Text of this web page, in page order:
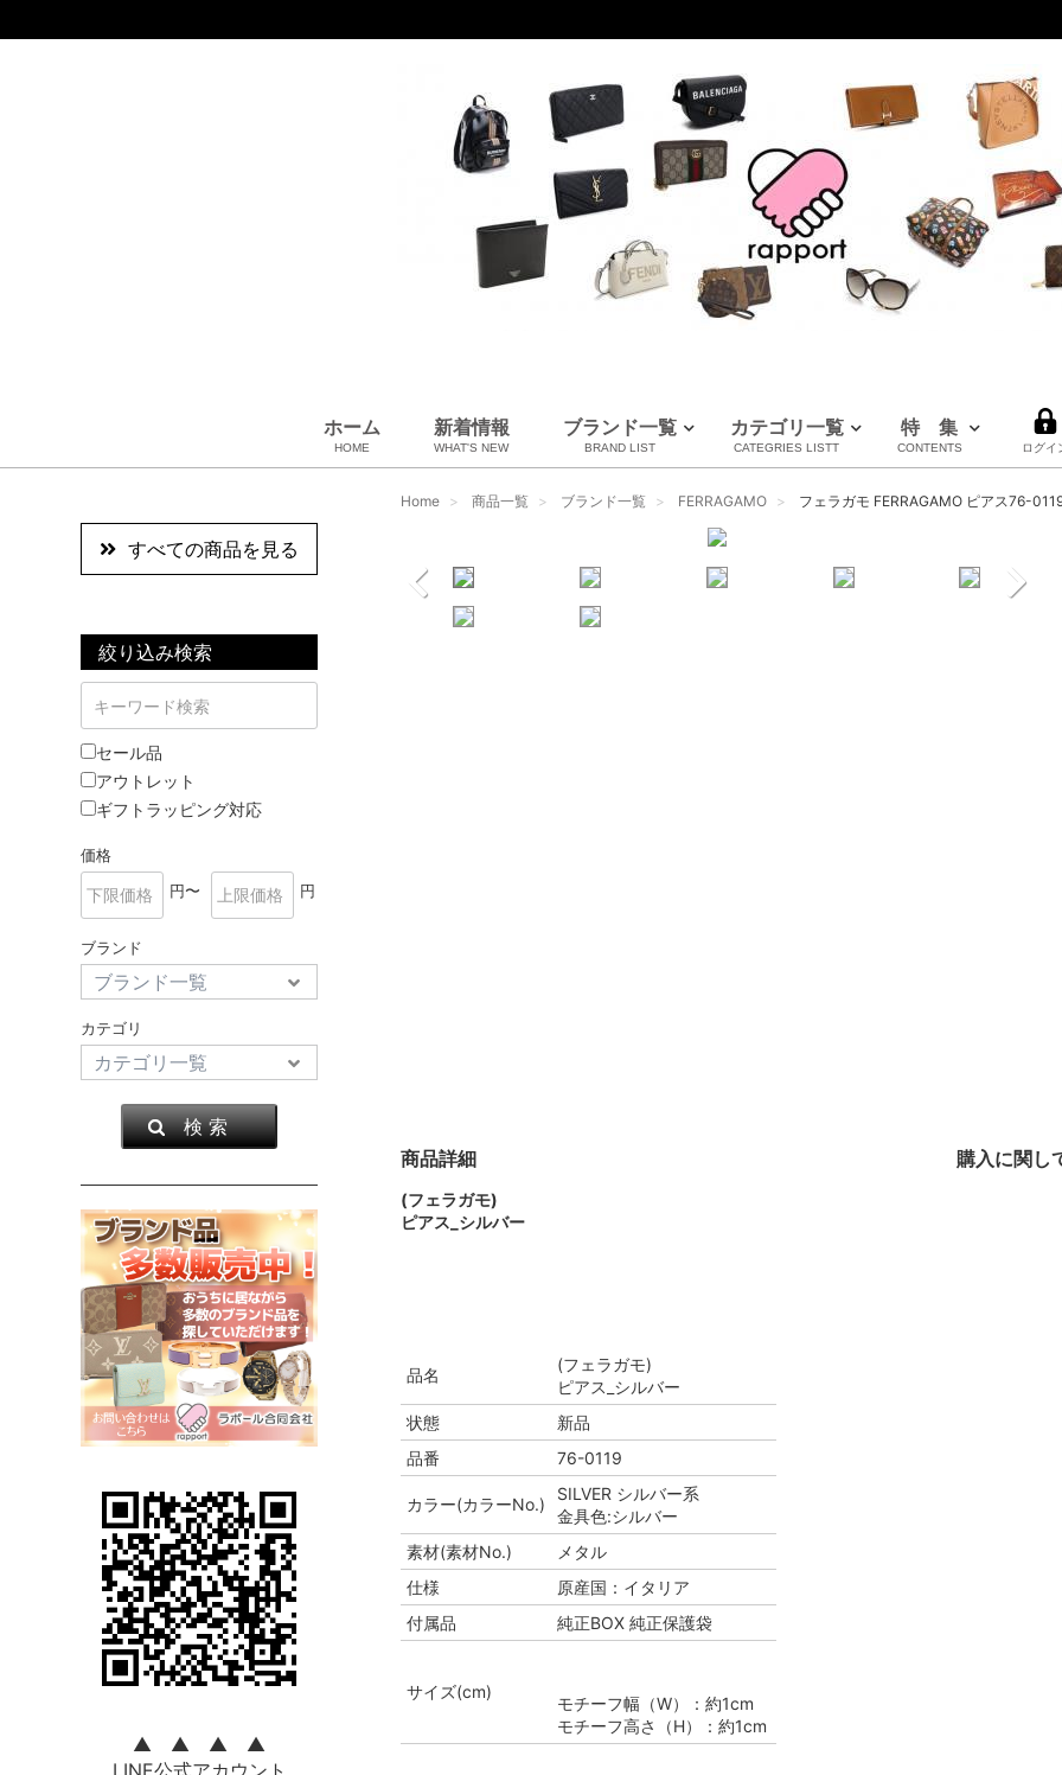
ホーム
HOME
新着情報
WHAT'S NEW
ブランド一覧
BRAND LIST
ルイヴィトン
シャネル
エルメス
全てのブランドを見る
カテゴリ一覧
CATEGRIES LISTT
バッグ＆ポーチ
アロマ＆フレグランス
雑貨・その他
USED Hermès
USED CHANEL
USED other
特 集
CONTENTS ログイ
Home 商品一覧 ブランド一覧 FERRAGAMO フェラガモ FERRAGAMO ピアス76-
すべての商品を見る
絞り込み検索
セール品
アウトレット
ギフトラッピング対応
価格
円〜
円
ブランド
カテゴリ
検 索
▲ ▲ ▲ ▲
LINE公式アカウント
商品詳細 購入に関し
(フェラガモ)
ピアス_シルバー
品名
(フェラガモ)
ピアス_シルバー
状態
新品
品番
76-0119
カラー(カラーNo.)
SILVER シルバー系
金具色:シルバー
素材(素材No.)
メタル
仕様
原産国：イタリア
付属品
純正BOX 純正保護袋
サイズ(cm)
モチーフ幅（W）：約1cm
モチーフ高さ（H）：約1cm